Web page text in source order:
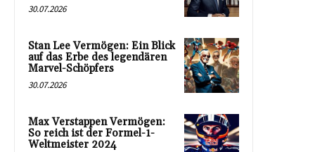
30.07.2026
Stan Lee Vermögen: Ein Blick
auf das Erbe des legendären
Marvel-Schöpfers
30.07.2026
Max Verstappen Vermögen:
So reich ist der Formel-1-
Weltmeister 2024